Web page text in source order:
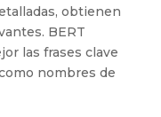
obtienen
BERT
las frases clave
nombres de